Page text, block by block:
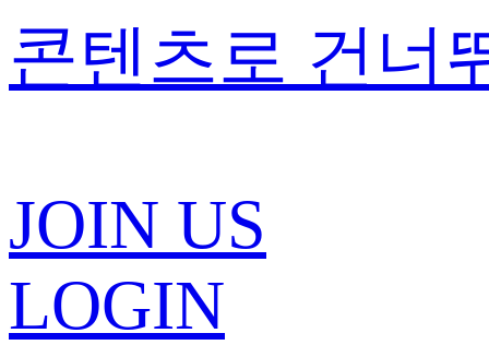
콘텐츠로 건너
JOIN US
LOGIN